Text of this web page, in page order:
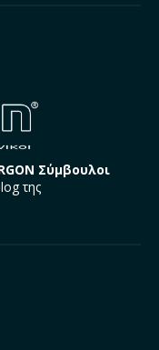
Σύμβουλοι
της